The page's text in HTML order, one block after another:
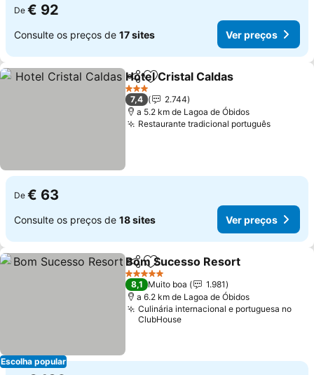
De € 92
Consulte os preços de 17 sites Ver preços
PartilharAdicionar aos favoritos
Hotel Cristal Caldas
3 Estrelas
7,4
2.744
a 5.2 km de Lagoa de Óbidos
Restaurante tradicional português
De € 63
Consulte os preços de 18 sites Ver preços
Escolha popular
PartilharAdicionar aos favoritos
Bom Sucesso Resort
5 Estrelas
8,1 Muito boa
1.981
a 6.2 km de Lagoa de Óbidos
Culinária internacional e portuguesa no
ClubHouse